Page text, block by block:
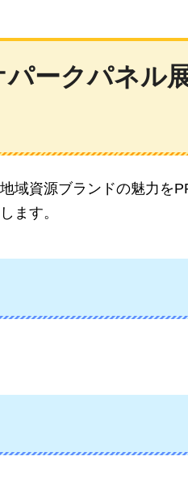
ークパネル
域資源ブランドの魅力を
ます。